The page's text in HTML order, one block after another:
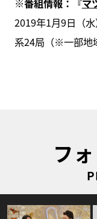
※番組情報：『マ
2019年1月9日（
系24局（※一部地
フ